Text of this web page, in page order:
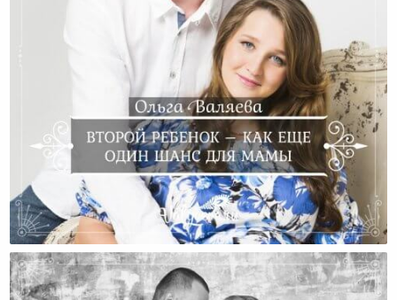
Второй Ребенок – Как Еще Один Шанс Для Мамы